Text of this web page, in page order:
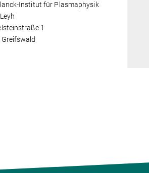
Institut für Plasmaphysik
1